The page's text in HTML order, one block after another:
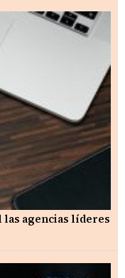
las agencias líderes